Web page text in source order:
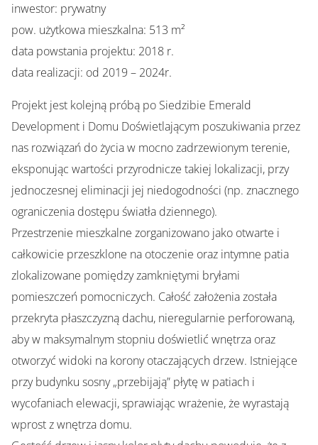
inwestor: prywatny
pow. użytkowa mieszkalna: 513 m²
data powstania projektu: 2018 r.
data realizacji: od 2019 – 2024r.
Projekt jest kolejną próbą po Siedzibie Emerald
Development i Domu Doświetlającym poszukiwania przez
nas rozwiązań do życia w mocno zadrzewionym terenie,
eksponując wartości przyrodnicze takiej lokalizacji, przy
jednoczesnej eliminacji jej niedogodności (np. znacznego
ograniczenia dostępu światła dziennego).
Przestrzenie mieszkalne zorganizowano jako otwarte i
całkowicie przeszklone na otoczenie oraz intymne patia
zlokalizowane pomiędzy zamkniętymi bryłami
pomieszczeń pomocniczych. Całość założenia została
przekryta płaszczyzną dachu, nieregularnie perforowaną,
aby w maksymalnym stopniu doświetlić wnętrza oraz
otworzyć widoki na korony otaczających drzew. Istniejące
przy budynku sosny „przebijają” płytę w patiach i
wycofaniach elewacji, sprawiając wrażenie, że wyrastają
wprost z wnętrza domu.